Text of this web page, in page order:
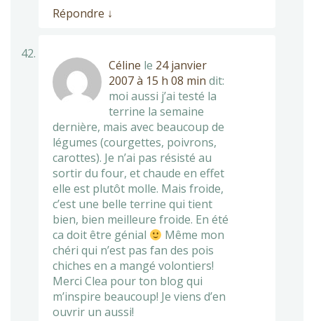
Répondre ↓
Céline le 24 janvier
2007 à 15 h 08 min dit:
moi aussi j’ai testé la
terrine la semaine
dernière, mais avec beaucoup de
légumes (courgettes, poivrons,
carottes). Je n’ai pas résisté au
sortir du four, et chaude en effet
elle est plutôt molle. Mais froide,
c’est une belle terrine qui tient
bien, bien meilleure froide. En été
ca doit être génial
Même mon
chéri qui n’est pas fan des pois
chiches en a mangé volontiers!
Merci Clea pour ton blog qui
m’inspire beaucoup! Je viens d’en
ouvrir un aussi!